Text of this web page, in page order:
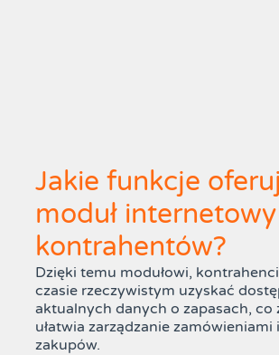
Jakie funkcje
moduł
kontrahentów?
Dzięki temu modułowi,
czasie rzeczywistym uzyskać
aktualnych danych o zapasach, co
ułatwia zarządzanie
zakupów.